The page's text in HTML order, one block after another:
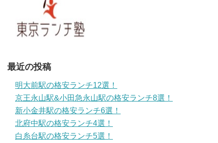
最近の投稿
明大前駅の格安ランチ12選！
京王永山駅&小田急永山駅の格安ランチ8選！
新小金井駅の格安ランチ6選！
北府中駅の格安ランチ4選！
白糸台駅の格安ランチ5選！